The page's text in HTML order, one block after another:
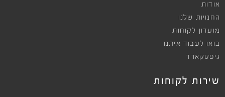
אודות
החנויות שלנו
מועדון לקוחות
בואו לעבוד איתנו
גיפטקארד
שירות לקוחות